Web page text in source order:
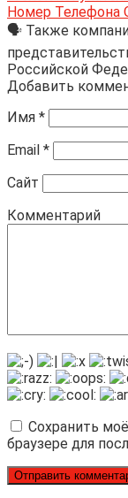
Номер Телефона
🗣 Также
Российской
Добавить
Имя *
Email *
Сайт
Комментарий
Сохранить
браузере для